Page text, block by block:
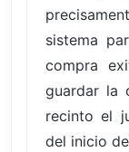
sistema
compra
guardar la
recinto el
del inicio